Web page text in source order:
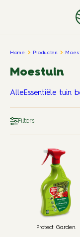
Home Producten
Moestuin
AlleEssentiële tuin
Filters
Protect Garden